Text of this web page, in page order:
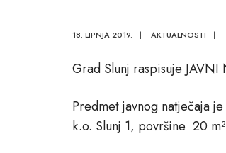
18. LIPNJA 2019. | AKTUALNOSTI |
Grad Slunj raspisuje JAVNI
Predmet javnog natječaja
k.o. Slunj 1, površine 20